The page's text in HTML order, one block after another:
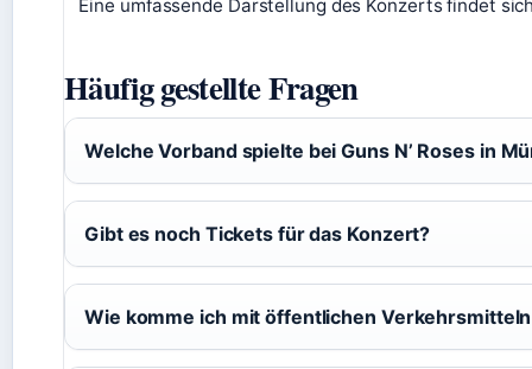
Eine umfassende Darstellung des Konzerts findet
Häufig gestellte Fragen
Welche Vorband spielte bei Guns N’ Roses in
Gibt es noch Tickets für das Konzert?
Wie komme ich mit öffentlichen